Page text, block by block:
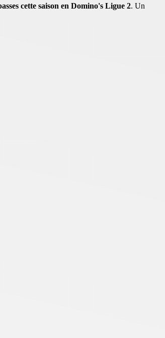
cette saison en Domino's Ligue 2. Un